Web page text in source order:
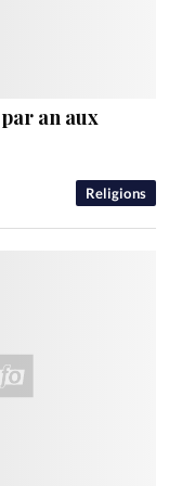
Religions
an aux